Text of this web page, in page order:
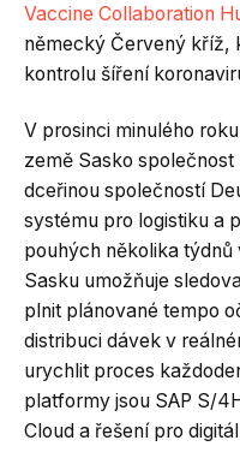
Vaccine Collaboration
německý Červený kříž,
kontrolu šíření
V prosinci minulého
země Sasko
dceřinou společností
systému pro logistiku a
pouhých několika
Sasku umožňuje
plnit plánované tempo
distribuci dávek v
urychlit proces
platformy jsou SAP S/
Cloud a řešení pro